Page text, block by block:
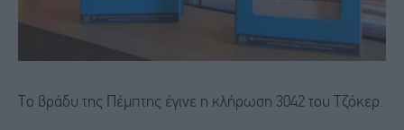
Το βράδυ της Πέμπτης έγινε η κλήρωση 3042 του Τζόκερ.